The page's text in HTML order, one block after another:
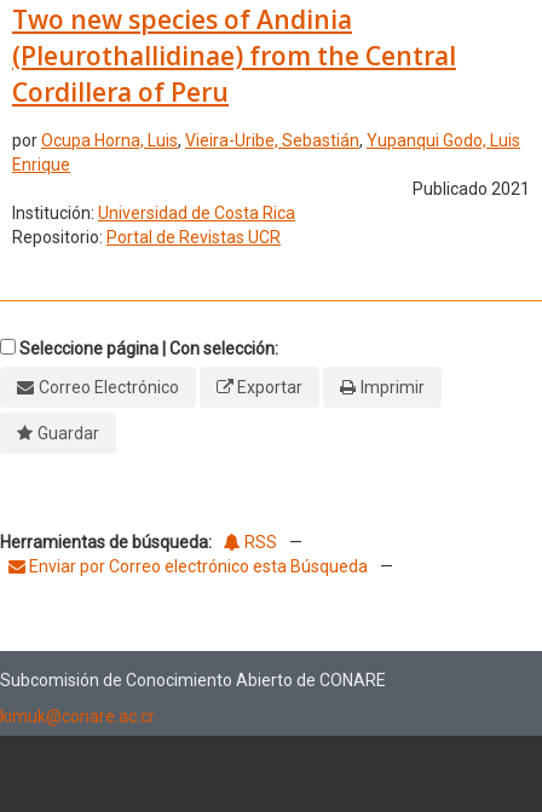
Two new species of Andinia
(Pleurothallidinae) from the Central
Cordillera of Peru
porOcupa Horna, Luis, Vieira-Uribe, Sebastián, Yupanqui Godo, Luis
Enrique
Publicado 2021
Institución: Universidad de Costa Rica
Repositorio: Portal de Revistas UCR
Seleccione página | Con selección:
Correo Electrónico
Exportar Imprimir
Guardar
Herramientas de búsqueda: RSS
—
Enviar por Correo electrónico esta Búsqueda
—
Subcomisión de Conocimiento Abierto de CONARE
kimuk@conare.ac.cr